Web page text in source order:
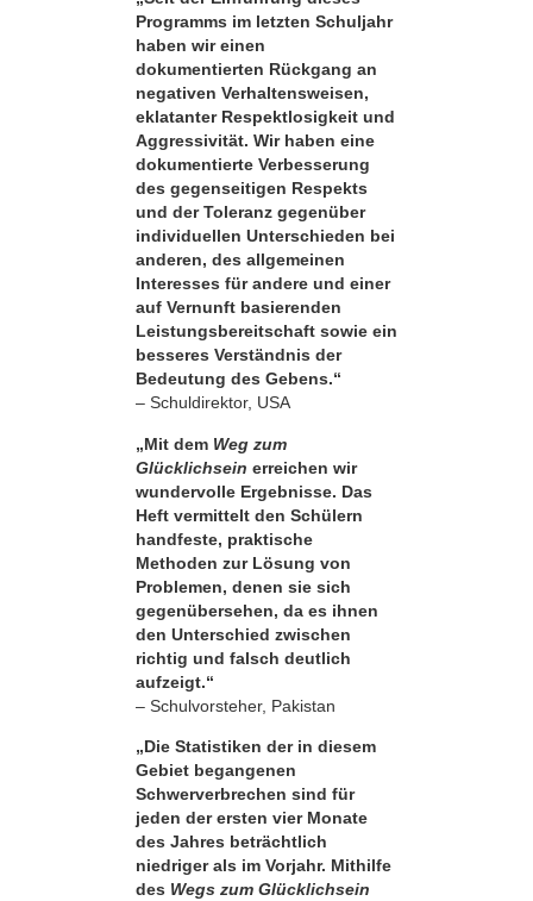
Programms im letzten Schuljahr
haben wir einen
dokumentierten Rückgang an
negativen Verhaltensweisen,
eklatanter Respekt­losigkeit und
Aggressivität. Wir haben eine
dokumentierte Verbesserung
des gegenseitigen Respekts
und der Toleranz gegenüber
individuellen Unterschieden bei
anderen, des allgemeinen
Interesses für andere und einer
auf Vernunft basierenden
Leistungsbereitschaft sowie ein
besseres Verständnis der
Bedeutung des Gebens.“
– Schuldirektor, USA
„Mit dem Weg zum
Glücklichsein erreichen wir
wundervolle Ergebnisse. Das
Heft vermittelt den Schülern
handfeste, praktische
Methoden zur Lösung von
Problemen, denen sie sich
gegenübersehen, da es ihnen
den Unterschied zwischen
richtig und falsch deutlich
aufzeigt.“
– Schulvorsteher, Pakistan
„Die Statistiken der in diesem
Gebiet begangenen
Schwerverbrechen sind für
jeden der ersten vier Monate
des Jahres beträchtlich
niedriger als im Vorjahr. Mithilfe
des Wegs zum Glücklichsein